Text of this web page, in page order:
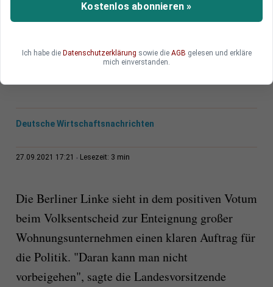
Die Berliner Linke warn die SPD nach dem
positiven Votum beim Volksentscheid zur
"Wahlbetrug". Viel hängt jetzt von den
Koalitionsgesprächen ab.
Deutsche Wirtschaftsnachrichten
27.09.2021 17:21 Lesezeit: 3 min
Die Berliner Linke sieht in dem positiven Votum
beim Volksentscheid zur Enteignung großer
Wohnungsunternehmen einen klaren Auftrag für
die Politik. "Daran kann man nicht
vorbeigehen", sagte die Landesvorsitzende
Kostenlos abonnieren »
Ich habe die Datenschutzerklärung sowie die AGB gelesen und erkläre
mich einverstanden.